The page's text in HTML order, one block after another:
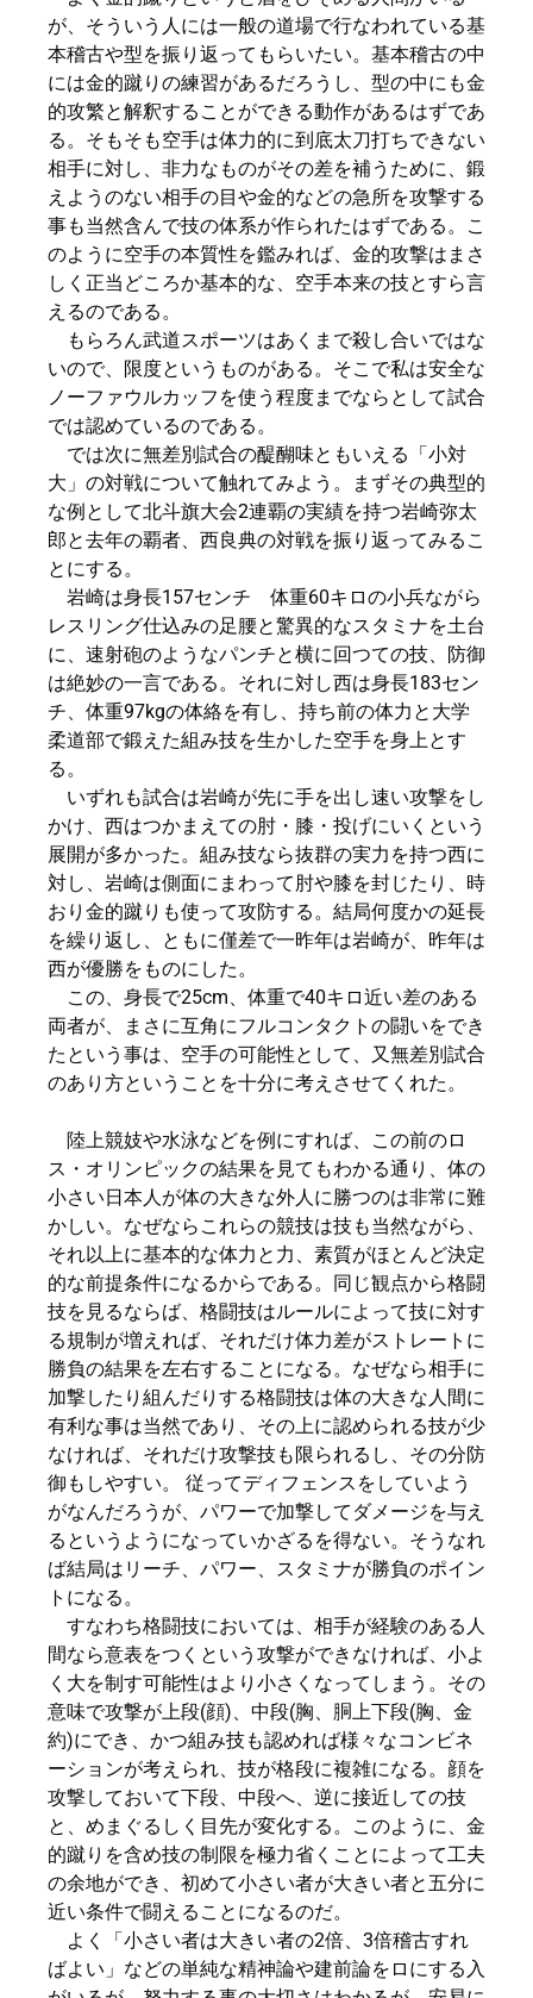
が、そういう人には一般の道場で行なわれている基
本稽古や型を振り返ってもらいたい。基本稽古の中
には金的蹴りの練習があるだろうし、型の中にも金
的攻繁と解釈することができる動作があるはずであ
る。そもそも空手は体力的に到底太刀打ちできない
相手に対し、非力なものがその差を補うために、鍛
えようのない相手の目や金的などの急所を攻撃する
事も当然含んで技の体系が作られたはずである。こ
のように空手の本質性を鑑みれば、金的攻撃はまさ
しく正当どころか基本的な、空手本来の技とすら言
えるのである。
もらろん武道スポーツはあくまで殺し合いではな
いので、限度というものがある。そこで私は安全な
ノーファウルカッフを使う程度までならとして試合
では認めているのである。
では次に無差別試合の醍醐味ともいえる「小対
大」の対戦について触れてみよう。まずその典型的
な例として北斗旗大会2連覇の実績を持つ岩崎弥太
郎と去年の覇者、西良典の対戦を振り返ってみるこ
とにする。
岩崎は身長157センチ 体重60キロの小兵ながら
レスリング仕込みの足腰と驚異的なスタミナを土台
に、速射砲のようなパンチと横に回つての技、防御
は絶妙の一言である。それに対し西は身長183セン
チ、体重97kgの体絡を有し、持ち前の体力と大学
柔道部で鍛えた組み技を生かした空手を身上とす
る。
いずれも試合は岩崎が先に手を出し速い攻撃をし
かけ、西はつかまえての肘・膝・投げにいくという
展開が多かった。組み技なら抜群の実力を持つ西に
対し、岩崎は側面にまわって肘や膝を封じたり、時
おり金的蹴りも使って攻防する。結局何度かの延長
を繰り返し、ともに僅差で一昨年は岩崎が、昨年は
西が優勝をものにした。
この、身長で25cm、体重で40キロ近い差のある
両者が、まさに互角にフルコンタクトの闘いをでき
たという事は、空手の可能性として、又無差別試合
のあり方ということを十分に考えさせてくれた。
陸上競妓や水泳などを例にすれば、この前のロ
ス・オリンピックの結果を見てもわかる通り、体の
小さい日本人が体の大きな外人に勝つのは非常に難
かしい。なぜならこれらの競技は技も当然ながら、
それ以上に基本的な体力と力、素質がほとんど決定
的な前提条件になるからである。同じ観点から格闘
技を見るならば、格闘技はルールによって技に対す
る規制が増えれば、それだけ体力差がストレートに
勝負の結果を左右することになる。なぜなら相手に
加撃したり組んだりする格闘技は体の大きな人間に
有利な事は当然であり、その上に認められる技が少
なければ、それだけ攻撃技も限られるし、その分防
御もしやすい。 従ってディフェンスをしていよう
がなんだろうが、パワーで加撃してダメージを与え
るというようになっていかざるを得ない。そうなれ
ば結局はリーチ、パワー、スタミナが勝負のポイン
トになる。
すなわち格闘技においては、相手が経験のある人
間なら意表をつくという攻撃ができなければ、小よ
く大を制す可能性はより小さくなってしまう。その
意味で攻撃が上段(顔)、中段(胸、胴上下段(胸、金
約)にでき、かつ組み技も認めれば様々なコンビネ
ーションが考えられ、技が格段に複雑になる。顔を
攻撃しておいて下段、中段へ、逆に接近しての技
と、めまぐるしく目先が変化する。このように、金
的蹴りを含め技の制限を極力省くことによって工夫
の余地ができ、初めて小さい者が大きい者と五分に
近い条件で闘えることになるのだ。
よく「小さい者は大きい者の2倍、3倍稽古すれ
ばよい」などの単純な精神論や建前論をロにする入